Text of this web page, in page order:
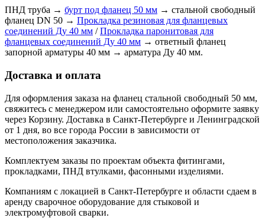
ПНД труба → бурт под фланец 50 мм → стальной свободный
фланец DN 50 → Прокладка резиновая для фланцевых
соединений Ду 40 мм /Прокладка паронитовая для
фланцевых соединений Ду 40 мм → ответный фланец
запорной арматуры 40 мм → арматура Ду 40 мм.
Доставка и оплата
Для оформления заказа на фланец стальной свободный 50 мм,
свяжитесь с менеджером или самостоятельно оформите заявку
через Корзину. Доставка в Санкт-Петербурге и Ленинградской
от 1 дня, во все города России в зависимости от
местоположения заказчика.
Комплектуем заказы по проектам объекта фитингами,
прокладками, ПНД втулками, фасонными изделиями.
Компаниям с локацией в Санкт-Петербурге и области сдаем в
аренду сварочное оборудование для стыковой и
электромуфтовой сварки.